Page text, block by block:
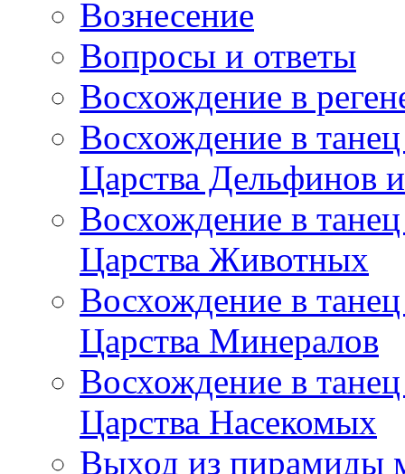
Вознесение
Вопросы и ответы
Восхождение в
Восхождение в
Царства Дельфинов
Восхождение в
Царства Животных
Восхождение в
Царства Минералов
Восхождение в
Царства Насекомых
Выход из пирамиды